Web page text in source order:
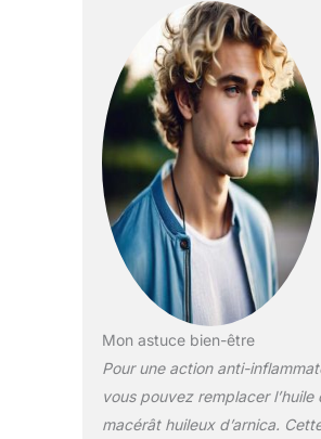
Mon astuce bien-être
Pour une action anti-
vous pouvez remplacer
macérât huileux d’arnica.